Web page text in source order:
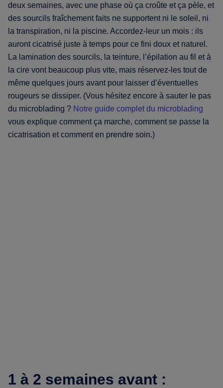
deux semaines, avec une phase où ça croûte et ça pèle, et
des sourcils fraîchement faits ne supportent ni le soleil, ni
la transpiration, ni la piscine. Accordez-leur un mois : ils
auront cicatrisé juste à temps pour ce fini doux et naturel.
La lamination des sourcils, la teinture, l’épilation au fil et à
la cire vont beaucoup plus vite, mais réservez-les tout de
même quelques jours avant pour laisser d’éventuelles
rougeurs se dissiper. (Vous hésitez encore à sauter le pas
du microblading ? Notre guide complet du microblading
vous explique comment ça marche, comment se passe la
cicatrisation et comment en prendre soin.)
1 à 2 semaines avant :